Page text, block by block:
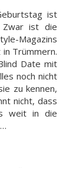
ist
Zwar ist die
Magazins
Trümmern.
Date mit
noch nicht
zu kennen,
nicht, dass
weit in die